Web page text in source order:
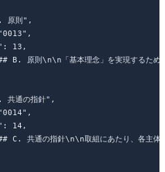
原則" ,
,
: 13 ,
B. 原則\n\n 「基本理念」を実現するた
共通の指針" ,
,
: 14 ,
C. 共通の指針\n\n取組にあたり、各主